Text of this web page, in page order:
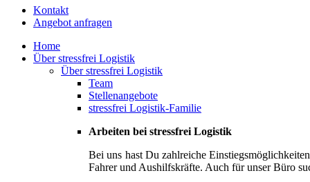
Kontakt
Angebot anfragen
Home
Über stressfrei Logistik
Über stressfrei Logistik
Team
Stellenangebote
stressfrei Logistik-Familie
Arbeiten bei stressfrei Logistik
Bei uns hast Du zahlreiche
Fahrer und Aushilfskräfte. Auch für unser Büro